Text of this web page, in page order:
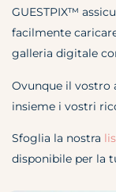
GUESTPIX™
facilmente
galleria digitale
Ovunque il vostro
insieme i vostri
Sfoglia la nostra
disponibile per la